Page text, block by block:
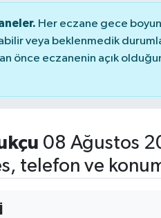
Her eczane gece
veya beklenmedik
önce eczanenin açık
08 Ağustos
telefon ve